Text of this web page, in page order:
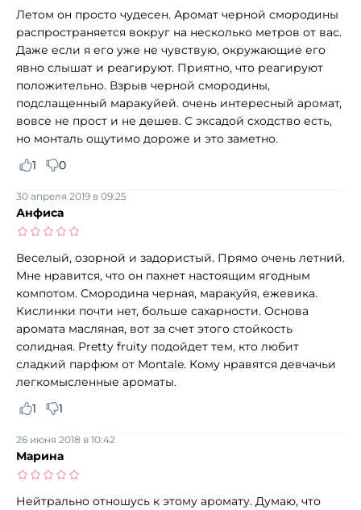
Летом он просто чудесен. Аромат черной смородины
распространяется вокруг на несколько метров от вас.
Даже если я его уже не чувствую, окружающие его
явно слышат и реагируют. Приятно, что реагируют
положительно. Взрыв черной смородины,
подслащенный маракуйей. очень интересный аромат,
вовсе не прост и не дешев. С эксадой сходство есть,
но монталь ощутимо дороже и это заметно.
1
0
Анфиса
30 апреля 2019 в 09:25
Веселый, озорной и задористый. Прямо очень летний.
Мне нравится, что он пахнет настоящим ягодным
компотом. Смородина черная, маракуйя, ежевика.
Кислинки почти нет, больше сахарности. Основа
аромата масляная, вот за счет этого стойкость
солидная. Pretty fruity подойдет тем, кто любит
сладкий парфюм от Montale. Кому нравятся девчачьи
легкомысленные ароматы.
1
1
Марина
26 июня 2018 в 10:42
Нейтрально отношусь к этому аромату. Думаю, что